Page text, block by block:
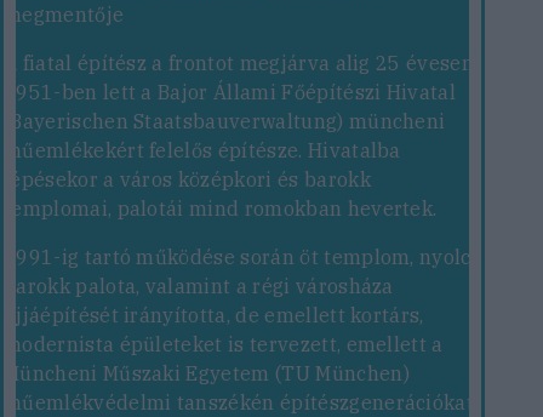
megmentője
A fiatal építész a frontot megjárva alig 25 évesen,
1951-ben lett a Bajor Állami Főépítészi Hivatal
(Bayerischen Staatsbauverwaltung) müncheni
műemlékekért felelős építésze. Hivatalba
lépésekor a város középkori és barokk
templomai, palotái mind romokban hevertek.
1991-ig tartó működése során öt templom, nyolc
barokk palota, valamint a régi városháza
újjáépítését irányította, de emellett kortárs,
modernista épületeket is tervezett, emellett a
Müncheni Műszaki Egyetem (TU München)
műemlékvédelmi tanszékén építészgenerációkat